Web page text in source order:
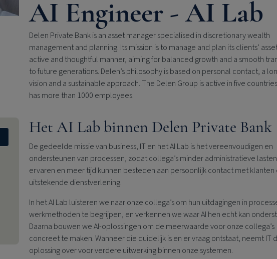
AI Engineer - AI Lab
Delen Private Bank is an asset manager specialised in discretionary wealth
management and planning. Its mission is to manage and plan its clients’
active and thoughtful manner, aiming for balanced growth and a smooth
to future generations. Delen’s philosophy is based on personal contact, a
vision and a sustainable approach. The Delen Group is active in five
has more than 1000 employees.
Het AI Lab binnen Delen Private Bank
De gedeelde missie van business, IT en het AI Lab is het vereenvoudigen en
ondersteunen van processen, zodat collega’s minder administratieve lasten
ervaren en meer tijd kunnen besteden aan persoonlijk contact met klanten
uitstekende dienstverlening.
In het AI Lab luisteren we naar onze collega’s om hun uitdagingen in
werkmethoden te begrijpen, en verkennen we waar AI hen echt kan
Daarna bouwen we AI‑oplossingen om de meerwaarde voor onze collega’s
concreet te maken. Wanneer die duidelijk is en er vraag ontstaat, neemt IT
oplossing over voor verdere uitwerking binnen onze systemen.